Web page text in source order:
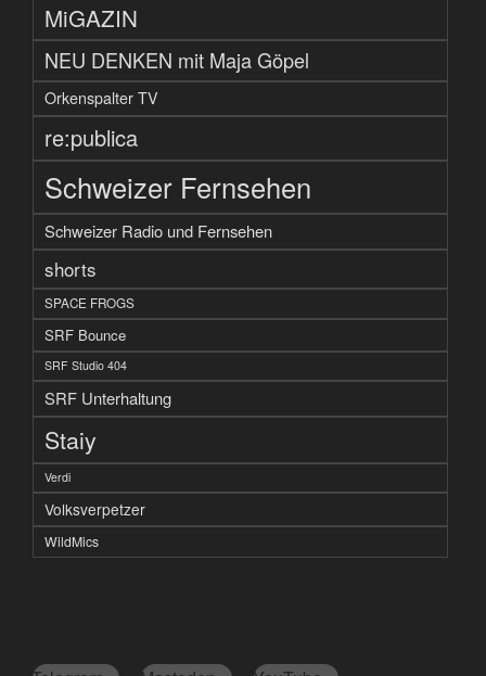
MiGAZIN
NEU DENKEN mit Maja Göpel
Orkenspalter TV
re:publica
Schweizer Fernsehen
Schweizer Radio und Fernsehen
shorts
SPACE FROGS
SRF Bounce
SRF Studio 404
SRF Unterhaltung
Staiy
Verdi
Volksverpetzer
WildMics